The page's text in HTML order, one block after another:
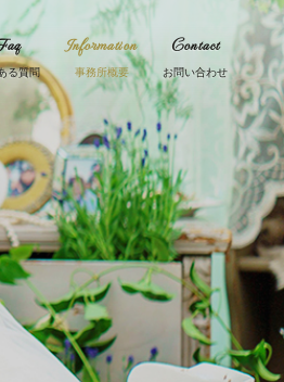
Information Contact